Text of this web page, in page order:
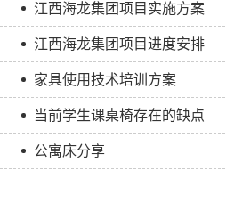
江西海龙集团项目实施方案
江西海龙集团项目进度安排
家具使用技术培训方案
当前学生课桌椅存在的缺点
公寓床分享